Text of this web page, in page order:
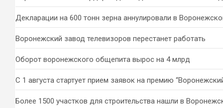
Декларации на 600 тонн зерна аннулировали в
Воронежский завод телевизоров перестанет работать
Оборот воронежского общепита вырос на 4 млрд
С 1 августа стартует прием заявок на премию
Более 1500 участков для строительства нашли в